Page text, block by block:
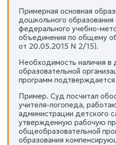
Примерная основная
дошкольного
федерального учебно-
объединения по общему
от 20.05.2015 N 2/15).
Необходимость наличия в
образовательной
программ
Пример. Суд посчитал
учителя-логопеда,
администрации детского
утвержденную рабочую
общеобразовательной
образования